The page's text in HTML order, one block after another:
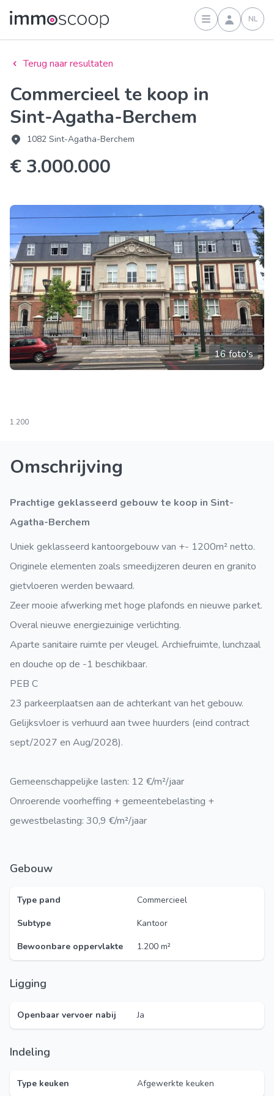
Inloggen
NL
Terug naar resultaten
Commercieel te koop in
Sint-Agatha-Berchem
1082 Sint-Agatha-Berchem
€ 3.000.000
16 foto's
1.200
Omschrijving
Prachtige geklasseerd gebouw te koop in Sint-
Agatha-Berchem
Uniek geklasseerd kantoorgebouw van +- 1200m² netto.
Originele elementen zoals smeedijzeren deuren en granito
gietvloeren werden bewaard.
Zeer mooie afwerking met hoge plafonds en nieuwe parket.
Overal nieuwe energiezuinige verlichting.
Aparte sanitaire ruimte per vleugel. Archiefruimte, lunchzaal
en douche op de -1 beschikbaar.
PEB C
23 parkeerplaatsen aan de achterkant van het gebouw.
Gelijksvloer is verhuurd aan twee huurders (eind contract
sept/2027 en Aug/2028).
Gemeenschappelijke lasten: 12 €/m²/jaar
Onroerende voorheffing + gemeentebelasting +
gewestbelasting: 30,9 €/m²/jaar
Gebouw
Type pand
Commercieel
Subtype
Kantoor
Bewoonbare oppervlakte
1.200 m²
Ligging
Openbaar vervoer nabij Ja
Indeling
Type keuken Afgewerkte keuken